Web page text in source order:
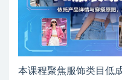
本课程聚焦服饰类目低